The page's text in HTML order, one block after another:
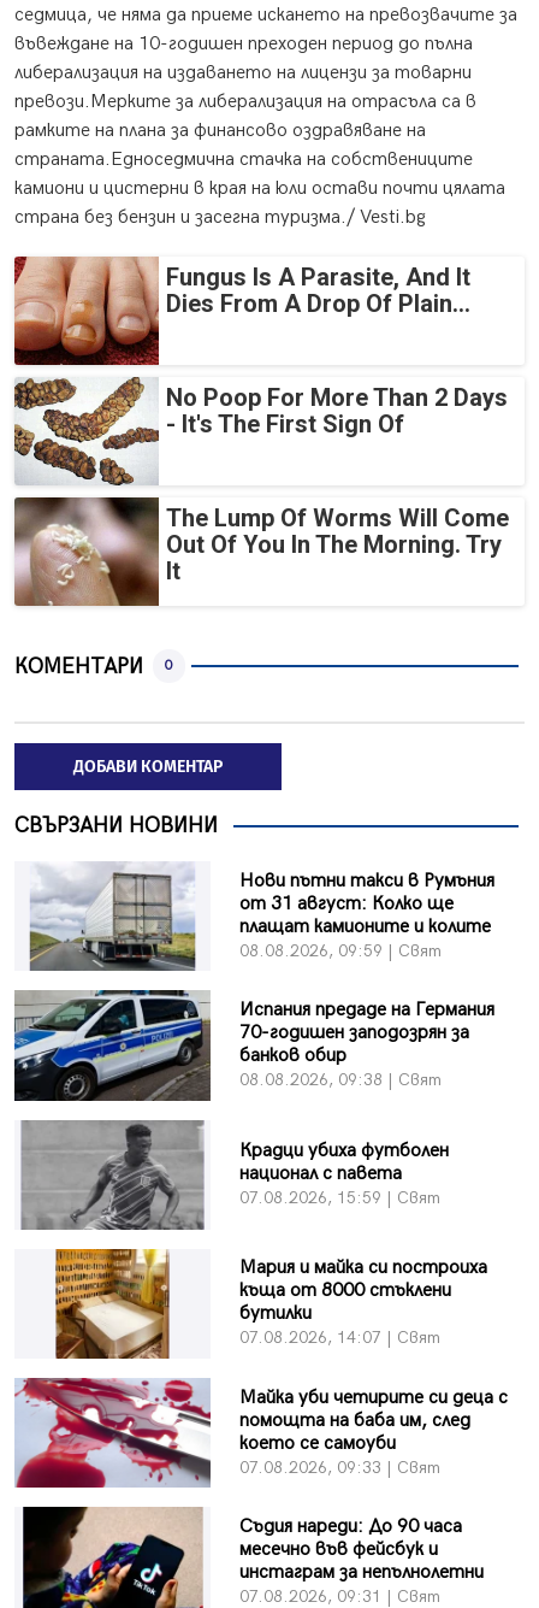
седмица, че няма да приеме искането на превозвачите за
въвеждане на 10-годишен преходен период до пълна
либерализация на издаването на лицензи за товарни
превози.Мерките за либерализация на отрасъла са в
рамките на плана за финансово оздравяване на
страната.Едноседмична стачка на собствениците
камиони и цистерни в края на юли остави почти цялата
страна без бензин и засегна туризма./ Vesti.bg
Fungus Is A Parasite, And It
Dies From A Drop Of Plain...
No Poop For More Than 2 Days
- It's The First Sign Of
The Lump Of Worms Will Come
Out Of You In The Morning. Try
It
КОМЕНТАРИ 0
ДОБАВИ КОМЕНТАР
СВЪРЗАНИ НОВИНИ
Нови пътни такси в Румъния
от 31 август: Колко ще
плащат камионите и колите
08.08.2026, 09:59 | Свят
Испания предаде на Германия
70-годишен заподозрян за
банков обир
08.08.2026, 09:38 | Свят
Крадци убиха футболен
национал с павета
07.08.2026, 15:59 | Свят
Мария и майка си построиха
къща от 8000 стъклени
бутилки
07.08.2026, 14:07 | Свят
Майка уби четирите си деца с
помощта на баба им, след
което се самоуби
07.08.2026, 09:33 | Свят
Съдия нареди: До 90 часа
месечно във фейсбук и
инстаграм за непълнолетни
07.08.2026, 09:31 | Свят